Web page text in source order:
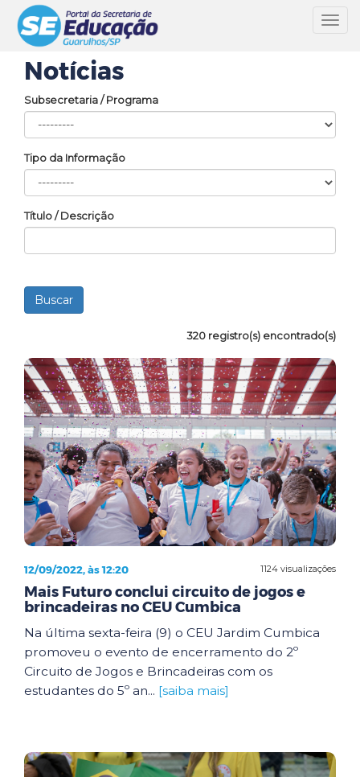
Notícias
Subsecretaria / Programa
Tipo da Informação
Título / Descrição
320 registro(s) encontrado(s)
1124 visualizações
12/09/2022, às 12:20
Mais Futuro conclui circuito de jogos e
brincadeiras no CEU Cumbica
Na última sexta-feira (9) o CEU Jardim Cumbica
promoveu o evento de encerramento do 2º
Circuito de Jogos e Brincadeiras com os
estudantes do 5º an... [saiba mais]